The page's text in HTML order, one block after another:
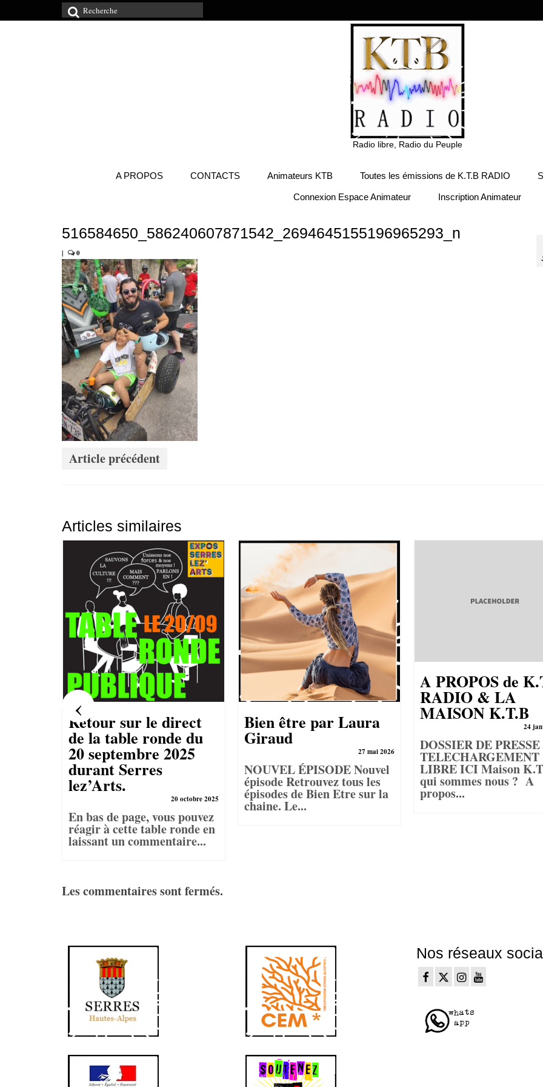
Rechercher
:
Radio libre, Radio du Peuple
A PROPOS CONTACTS Animateurs KTB Toutes les émissions de K.T.B RADIO
Connexion Espace Animateur Inscription Animateur
516584650_586240607871542_2694645155196965293_n
| 0
Article précédent
Articles similaires
Retour sur le direct
de la table ronde du
20 septembre 2025
durant Serres
lez’Arts.
20 octobre 2025
En bas de page, vous pouvez
réagir à cette table ronde en
laissant un commentaire...
Bien être par Laura
Giraud
27 mai 2026
NOUVEL ÉPISODE Nouvel
épisode Retrouvez tous les
épisodes de Bien Etre sur la
chaine. Le...
A PROPOS de
RADIO & LA
MAISON K.T.B
24
DOSSIER DE
TELECHARGEMENT
LIBRE ICI Maison
qui sommes nous ? A
propos...
Les commentaires sont fermés.
Nos réseaux